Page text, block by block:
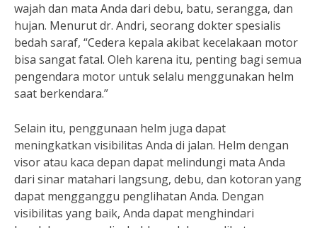
wajah dan mata Anda dari debu, batu, serangga, dan
hujan. Menurut dr. Andri, seorang dokter spesialis
bedah saraf, “Cedera kepala akibat kecelakaan motor
bisa sangat fatal. Oleh karena itu, penting bagi semua
pengendara motor untuk selalu menggunakan helm
saat berkendara.”
Selain itu, penggunaan helm juga dapat
meningkatkan visibilitas Anda di jalan. Helm dengan
visor atau kaca depan dapat melindungi mata Anda
dari sinar matahari langsung, debu, dan kotoran yang
dapat mengganggu penglihatan Anda. Dengan
visibilitas yang baik, Anda dapat menghindari